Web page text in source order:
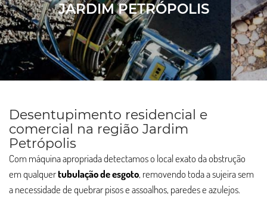
JARDIM PETRÓPOLIS
Desentupimento residencial e
comercial na região Jardim
Petrópolis
Com máquina apropriada detectamos o local exato da obstrução
em qualquertubulação de esgoto, removendo toda a sujeira sem
a necessidade de quebrar pisos e assoalhos, paredes e azulejos.